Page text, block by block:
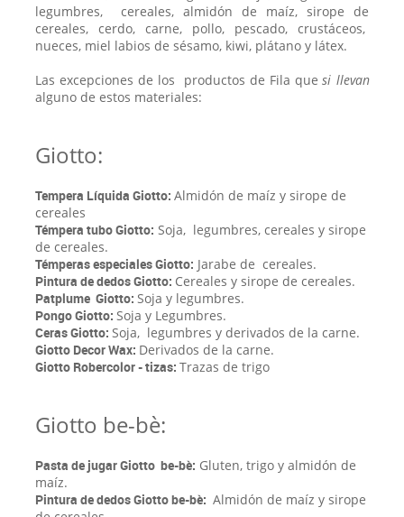
legumbres, cereales, almidón de maíz, sirope de
cereales, cerdo, carne, pollo, pescado, crustáceos,
nueces, miel labios de sésamo, kiwi, plátano y látex.
Las excepciones de los productos de Fila que si llevan
alguno de estos materiales:
Giotto:
Tempera Líquida Giotto: Almidón de maíz y sirope de
cereales
Témpera tubo Giotto: Soja, legumbres, cereales y sirope
de cereales.
Témperas especiales Giotto: Jarabe de cereales.
Pintura de dedos Giotto: Cereales y sirope de cereales.
Patplume Giotto: Soja y legumbres.
Pongo Giotto: Soja y Legumbres.
Ceras Giotto: Soja, legumbres y derivados de la carne.
Giotto Decor Wax: Derivados de la carne.
Giotto Robercolor - tizas: Trazas de trigo
Giotto be-bè:
Pasta de jugar Giotto be-bè: Gluten, trigo y almidón de
maíz.
Pintura de dedos Giotto be-bè: Almidón de maíz y sirope